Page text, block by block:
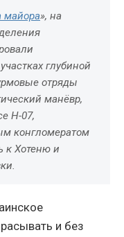
майора», на
глубиной
отряды
манёвр,
Н-07,
конгломератом
к Хотеню и
и без